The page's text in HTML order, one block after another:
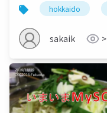
@OSC2018北海道
hokkaido
sakaik